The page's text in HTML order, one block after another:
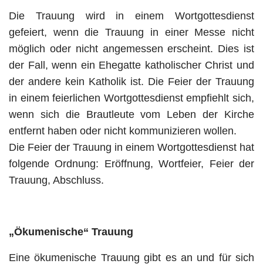
Die Trauung wird in einem Wortgottesdienst
gefeiert, wenn die Trauung in einer Messe nicht
möglich oder nicht angemessen erscheint. Dies ist
der Fall, wenn ein Ehegatte katholischer Christ und
der andere kein Katholik ist. Die Feier der Trauung
in einem feierlichen Wortgottesdienst empfiehlt sich,
wenn sich die Brautleute vom Leben der Kirche
entfernt haben oder nicht kommunizieren wollen.
Die Feier der Trauung in einem Wortgottesdienst hat
folgende Ordnung: Eröffnung, Wortfeier, Feier der
Trauung, Abschluss.
„Ökumenische“ Trauung
Eine ökumenische Trauung gibt es an und für sich